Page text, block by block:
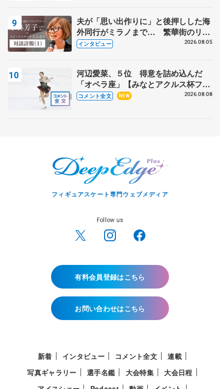
夫が「思い出作りに」と後押しした海
外同行がミラノまで… 繁華街のリン
クでは不良のお兄さんも味方に 小林
インタビュー 2026.08.05
河辺愛菜、５位 得意を詰め込んだ
「オペラ座」【みなとアクルス杯フリ
ー】
コメント全文 NEW 2026.08.08
フィギュアスケート専門ウェブメディア
Follow us
有料会員登録はこちら
お問い合わせはこちら
新着 インタビュー コメント全文
連載
写真ギャラリー
選手名鑑 大会特集
大会日程